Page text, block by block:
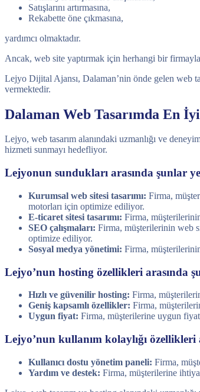
Satışlarını artırmasına,
Rekabette öne çıkmasına,
yardımcı olmaktadır.
Ancak, web site yaptırmak için herhangi bir
Lejyo Dijital Ajansı, Dalaman’nin önde gelen web
vermektedir.
Dalaman Web Tasarımda En
Lejyo, web tasarım alanındaki uzmanlığı ve
hizmeti sunmayı hedefliyor.
Lejyonun sundukları arasında şunlar
Kurumsal web sitesi tasarımı: Firma,
motorları için optimize ediliyor.
E-ticaret sitesi tasarımı: Firma,
SEO çalışmaları: Firma, müşterilerinin web
optimize ediliyor.
Sosyal medya yönetimi: Firma,
Lejyo’nun hosting özellikleri arasında
Hızlı ve güvenilir hosting: Firma,
Geniş kapsamlı özellikler: Firma,
Uygun fiyat: Firma, müşterilerine uygun
Lejyo’nun kullanım kolaylığı
Kullanıcı dostu yönetim paneli: Firma,
Yardım ve destek: Firma, müşterilerine